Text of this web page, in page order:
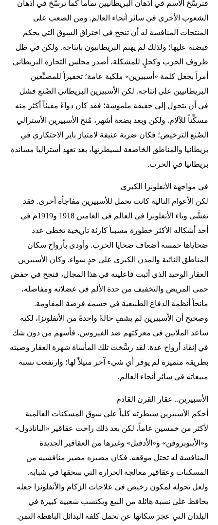
فترسَّخ الاسم في أذهان البريطانيين تماماً كما ترسَّخ في أذهان
الشعوب الأخرى في سائر أنحاء العالم. ومن الصعب على
المنتجات المنافسة له أن تنجح في اختراق السوق التي يحكم
قبضته عليها؛ ولذلك لم يهتم البريطانيون بإنتاجه. ولكن في ظل
ظروف الحرب وكحلٍ للمشكلة، أصدر مجلس التجارة البريطاني
أمراً بجعل كلمة «أسبيرين» ملكية عامة؛ تحفيزاً للمصنِّعين
البريطانيين على إنتاجه. لكن الأسبيرين البريطاني الصُنع فشل
في أن يتحول إلى حقيقة ملموسة؛ فقد كان دواءً مقيئاً أكثر منه
مسكِّناً للآلام. ولكن وبعد بضعة أشهر، مُنح الأسبيرين الأسترالي
الصُنع الترخيص؛ فكان ضربة عنيفة لامتياز باير الاحتكاري في
بريطانيا والمناطق الخاضعة لسيطرتها، بعد تعهد أستراليا مساندة
بريطانيا في الحرب.
في مواجهة الأنفلونزا الكبرى
لكن الأعوام التالية كانت تحمل للأسبيرين مفاجأة أخرى. فقد
تفشَّى وباء الأنفلونزا في العالم في العامين 1918 و1919م في
أحد أشكاله الأكثر خطورة مسبباً كارثة تاريخية تخطى عدد
ضحاياها خمسة أضعاف ضحايا الحرب. وأودى بأرواح سكان
المناطق النائية والمدن الكبرى على حدٍ سواء. وكان الأسبيرين
العقار الوحيد الذي أثبت فاعليته في هذا المجال، فنجح في خفض
حمى المريض والتخفيف من حدة الألم في عضلاته ومفاصله،
مانحاً أنظمة الدفاع الطبيعية في جسمه فرصة المقاومة.
وصحيح أن الأسبيرين لم يشفِ حالةً واحدةً من الأنفلونزا، لكنه
ساعد الملايين في معركتهم ضد الفيروس، فأسهم من دون شك
في إنقاذ أرواح عدة. لقد رسَّخت تلك المأساة شهرة العقار وصيته
بطريقة متميزة لم يوفر أي شيء آخر مثيلاً لها؛ وارتفعت نسبة
مبيعاته في سائر أنحاء العالم.
الأسبيرين.. عقار القرن القادم
أحكم الأسبيرين سيطرته كلياً على سوق المسكنات العالمية
لأكثر من خمسين عاماً، لكن بعد ذلك راحت عقاقير «البانادول»
و«الأيبوبروفن» و«الأدفيل» وغيرها من العقاقير الجديدة
المنافسة له تحتل موقعه. فكان مصيره مصير منافسيه من
المسكنات وعقاقير معالجة الحرارة التي سحقها في شبابه.
ولعل تحوله لمكون رخيص في علاجات الزكام والأنفلونزا جعله
يحافظ على نسبة هائلة من البيع ويكتسب شعبية كبيرة في
البلدان التي عجز سكانها عن تحمل كلفة البدائل الباهظة الثمن.